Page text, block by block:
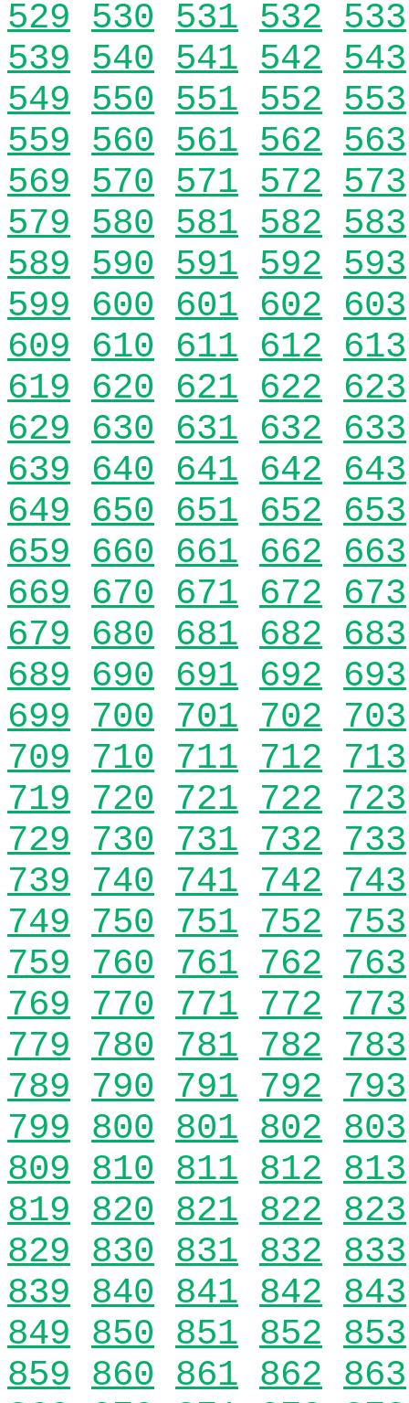
529 530 531 532 533
539 540 541 542 543
549 550 551 552 553
559 560 561 562 563
569 570 571 572 573
579 580 581 582 583
589 590 591 592 593
599 600 601 602 603
609 610 611 612 613
619 620 621 622 623
629 630 631 632 633
639 640 641 642 643
649 650 651 652 653
659 660 661 662 663
669 670 671 672 673
679 680 681 682 683
689 690 691 692 693
699 700 701 702 703
709 710 711 712 713
719 720 721 722 723
729 730 731 732 733
739 740 741 742 743
749 750 751 752 753
759 760 761 762 763
769 770 771 772 773
779 780 781 782 783
789 790 791 792 793
799 800 801 802 803
809 810 811 812 813
819 820 821 822 823
829 830 831 832 833
839 840 841 842 843
849 850 851 852 853
859 860 861 862 863